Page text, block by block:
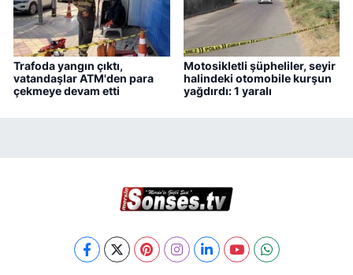
Trafoda yangın çıktı,
vatandaşlar ATM'den para
çekmeye devam etti
Motosikletli şüpheliler, seyir
halindeki otomobile kurşun
yağdırdı: 1 yaralı